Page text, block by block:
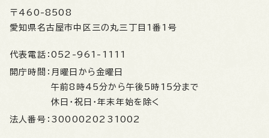
〒460-8508
愛知県名古屋市中区三の丸三丁目1番1号
代表電話： 052-961-1111
開庁時間： 月曜日から金曜日
午前8時45分から午後5時15分まで
休日・祝日・年末年始を除く
法人番号： 3000020231002